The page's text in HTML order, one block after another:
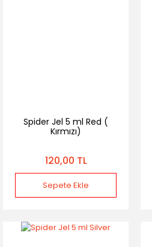
Spider Jel 5 ml Red (
Kırmızı)
120,00 TL
Sepete Ekle